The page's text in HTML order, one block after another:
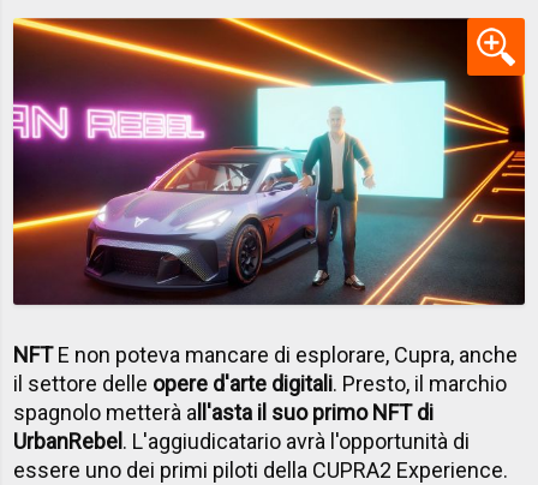
NFTE non poteva mancare di esplorare, Cupra, anche
il settore delle opere d'arte digitali. Presto, il marchio
spagnolo metterà a ll'asta il suo primo NFT di
UrbanRebel . L'aggiudicatario avrà l'opportunità di
essere uno dei primi piloti della CUPRA2 Experience.